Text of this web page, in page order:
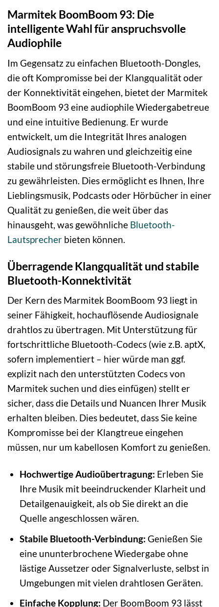
Marmitek BoomBoom 93: Die
intelligente Wahl für anspruchsvolle
Audiophile
Im Gegensatz zu einfachen Bluetooth-Dongles,
die oft Kompromisse bei der Klangqualität oder
der Konnektivität eingehen, bietet der Marmitek
BoomBoom 93 eine audiophile Wiedergabetreue
und eine intuitive Bedienung. Er wurde
entwickelt, um die Integrität Ihres analogen
Audiosignals zu wahren und gleichzeitig eine
stabile und störungsfreie Bluetooth-Verbindung
zu gewährleisten. Dies ermöglicht es Ihnen, Ihre
Lieblingsmusik, Podcasts oder Hörbücher in einer
Qualität zu genießen, die weit über das
hinausgeht, was gewöhnliche Bluetooth-
Lautsprecher bieten können.
Überragende Klangqualität und stabile
Bluetooth-Konnektivität
Der Kern des Marmitek BoomBoom 93 liegt in
seiner Fähigkeit, hochauflösende Audiosignale
drahtlos zu übertragen. Mit Unterstützung für
fortschrittliche Bluetooth-Codecs (wie z.B. aptX,
sofern implementiert – hier würde man ggf.
explizit nach den unterstützten Codecs von
Marmitek suchen und dies einfügen) stellt er
sicher, dass die Details und Nuancen Ihrer Musik
erhalten bleiben. Dies bedeutet, dass Sie keine
Kompromisse bei der Klangtreue eingehen
müssen, nur um kabellosen Komfort zu genießen.
Hochwertige Audioübertragung: Erleben Sie
Ihre Musik mit beeindruckender Klarheit und
Detailgenauigkeit, als ob Sie direkt an die
Quelle angeschlossen wären.
Stabile Bluetooth-Verbindung: Genießen Sie
eine ununterbrochene Wiedergabe ohne
lästige Aussetzer oder Signalverluste, selbst in
Umgebungen mit vielen drahtlosen Geräten.
Einfache Kopplung: Der BoomBoom 93 lässt